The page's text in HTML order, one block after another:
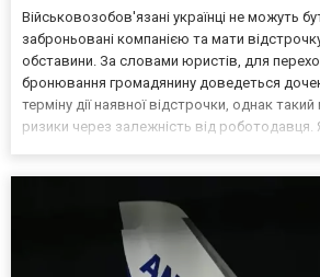
Військовозобов'язані українці не можуть
заброньовані компанією та мати
обставини. За словами юристів, для
бронювання громадянину доведеться
терміну дії наявної відстрочки, однак
ризики через залежність від